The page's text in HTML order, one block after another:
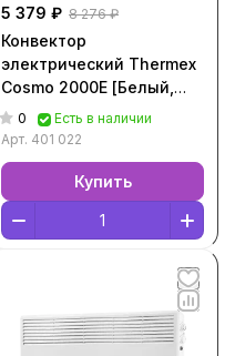
5 379 ₽ 8 276 ₽
Конвектор
электрический Thermex
Cosmo 2000E [Белый,
401 022]
0
Есть в наличии
Арт. 401 022
Купить